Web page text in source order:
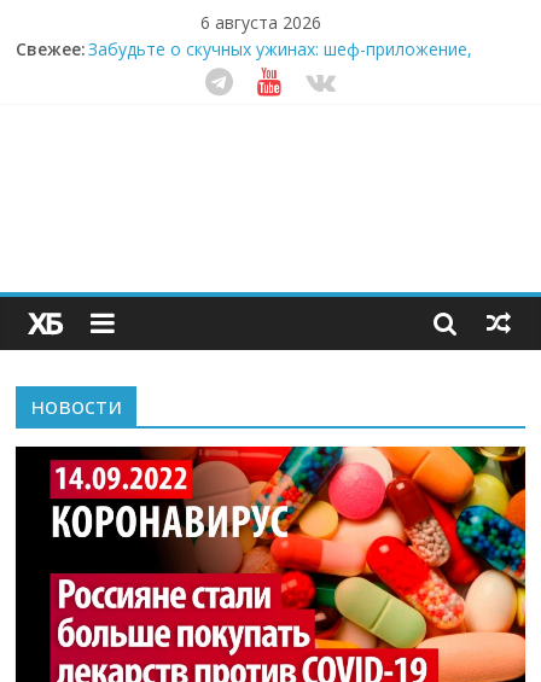
6 августа 2026
Свежее:
Секрет супергидратации: почему кокосовая вода с
пребиотиками становится главным трендом
здорового питания
Как простая наклейка заставляет миллионы людей
не забывать о самом важном креме этим летом
новости